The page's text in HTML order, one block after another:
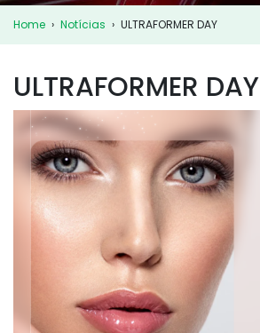
Home › Notícias › ULTRAFORMER DAY
ULTRAFORMER DAY